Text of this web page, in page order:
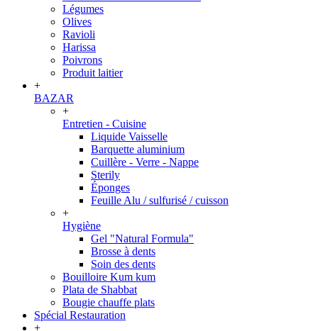
Légumes
Olives
Ravioli
Harissa
Poivrons
Produit laitier
+
BAZAR
+
Entretien - Cuisine
Liquide Vaisselle
Barquette aluminium
Cuillère - Verre - Nappe
Sterily
Éponges
Feuille Alu / sulfurisé / cuisson
+
Hygiène
Gel "Natural Formula"
Brosse à dents
Soin des dents
Bouilloire Kum kum
Plata de Shabbat
Bougie chauffe plats
Spécial Restauration
+